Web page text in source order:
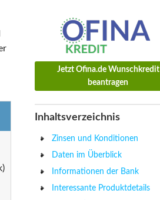
Jetzt Ofina.de Wunschkredit
beantragen
Inhaltsverzeichnis
Zinsen und Konditionen
Daten im Überblick
Informationen der Bank
Interessante Produktdetails